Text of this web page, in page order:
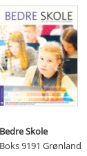
Bedre Skole
Boks 9191 Grønland